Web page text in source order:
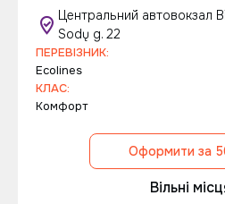
Центральний автовокзал
Sodų g. 22
ПЕРЕВІЗНИК:
Ecolines
КЛАС:
Комфорт
Оформити за
Вільні